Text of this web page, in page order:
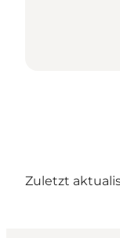
Zuletzt